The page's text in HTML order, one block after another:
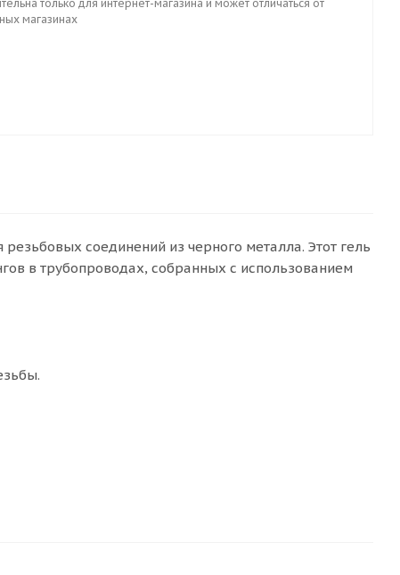
только для интернет-магазина и может отличаться от
магазинах
соединений из черного металла. Этот гель
в трубопроводах, собранных с использованием